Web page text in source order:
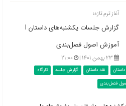
آغاز ترم تازه:
گزارش جلسات یکشنبه‌های داستان l
آموزش اصول فصل‌بندی
۲۳ بهمن ۱۴۰۱ | ۲۱:۰۰
نقد داستان گزارش جلسه
کارگاه
فصل‌بندی